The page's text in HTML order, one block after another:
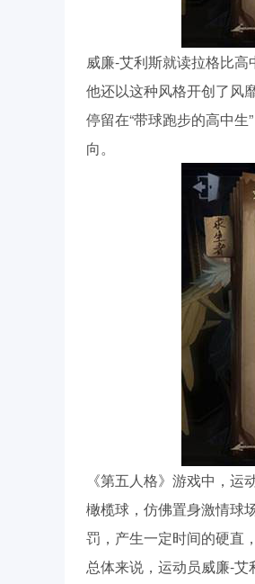
威廉-艾利斯就读拉格比高
他还以这种风格开创了风
停留在“带球跑步的高中
向。
《第五人格》游戏中，
橄榄球，仿佛置身激情球
罚，产生一定时间的硬直
总体来说，运动员威廉-